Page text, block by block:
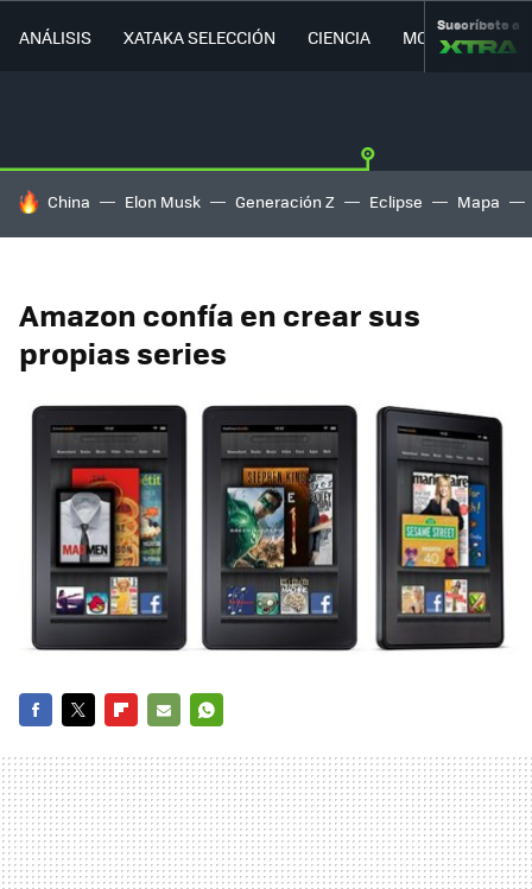
ANÁLISIS XATAKA SELECCIÓN CIENCIA MOVILIDAD
Suscríbete a
HOY SE HABLA DE
China Elon Musk Generación Z Eclipse Mapa
Amazon confía en crear sus
propias series
MAIL